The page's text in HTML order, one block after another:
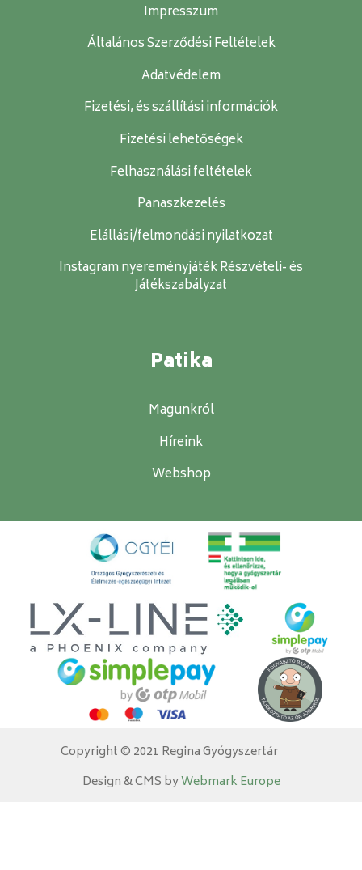
Impresszum
Általános Szerződési Feltételek
Adatvédelem
Fizetési, és szállítási információk
Fizetési lehetőségek
Felhasználási feltételek
Panaszkezelés
Elállási/felmondási nyilatkozat
Instagram nyereményjáték Részvételi- és
Játékszabályzat
Patika
Magunkról
Híreink
Webshop
Copyright © 2021 Regina Gyógyszertár
Design & CMS byWebmark Europe